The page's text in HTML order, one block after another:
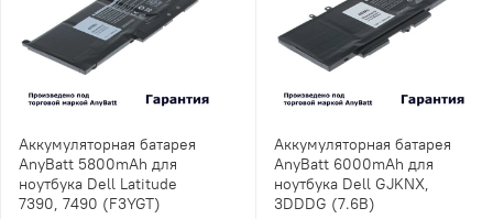
Аккумуляторная батарея
AnyBatt 5800mAh для
ноутбука Dell Latitude
7390, 7490 (F3YGT)
Аккумуляторная батарея
AnyBatt 6000mAh для
ноутбука Dell GJKNX,
3DDDG (7.6В)